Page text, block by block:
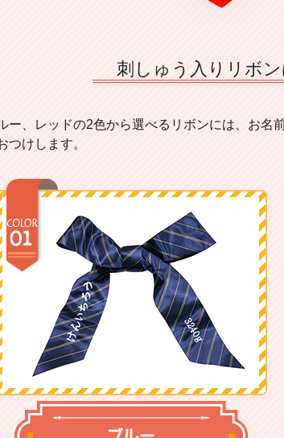
刺しゅう入りリボ
ー、レッドの2色から選べるリボンには、お名
つけします。